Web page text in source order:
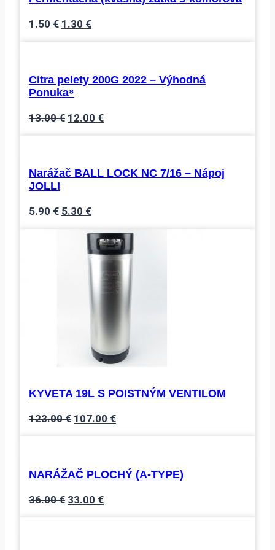
1.50€ Pôvodná
1.50 €.
1.30 €Aktuálna
Citra pelety 200G 2022 – Výhodná
Ponuka⁸
13.00€ Pôvodná
13.00 €.
12.00 €Aktuálna
12.00 €.
Narážač BALL LOCK NC 7/16 – Nápoj
JOLLI
5.90€ Pôvodná
5.90 €.
5.30 €Aktuálna
je:
5.30 €.
KYVETA 19L S POISTNÝM VENTILOM
123.00€ Pôvodná
123.00 €.
107.00 €Aktuálna
107.00 €.
NARÁŽAČ PLOCHÝ (A-TYPE)
36.00€ Pôvodná
33.00 €Aktuálna